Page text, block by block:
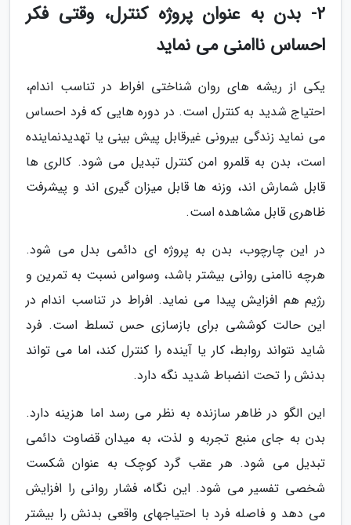
2- بدن به عنوان پروژه کنترل، وقتی فکر
احساس ناامنی می نماید
یکی از ریشه های روان شناختی افراط در تناسب اندام،
احتیاج شدید به کنترل است. در دوره هایی که فرد احساس
می نماید زندگی بیرونی غیرقابل پیش بینی یا تهدیدنماینده
است، بدن به قلمرو امن کنترل تبدیل می شود. کالری ها
قابل شمارش اند، وزنه ها قابل میزان گیری اند و پیشرفت
ظاهری قابل مشاهده است.
در این چارچوب، بدن به پروژه ای دائمی بدل می شود.
هرچه ناامنی روانی بیشتر باشد، وسواس نسبت به تمرین و
رژیم هم افزایش پیدا می نماید. افراط در تناسب اندام در
این حالت کوششی برای بازسازی حس تسلط است. فرد
شاید نتواند روابط، کار یا آینده را کنترل کند، اما می تواند
بدنش را تحت انضباط شدید نگه دارد.
این الگو در ظاهر سازنده به نظر می رسد اما هزینه دارد.
بدن به جای منبع تجربه و لذت، به میدان قضاوت دائمی
تبدیل می شود. هر عقب گرد کوچک به عنوان شکست
شخصی تفسیر می شود. این نگاه، فشار روانی را افزایش
می دهد و فاصله فرد با احتیاجهای واقعی بدنش را بیشتر